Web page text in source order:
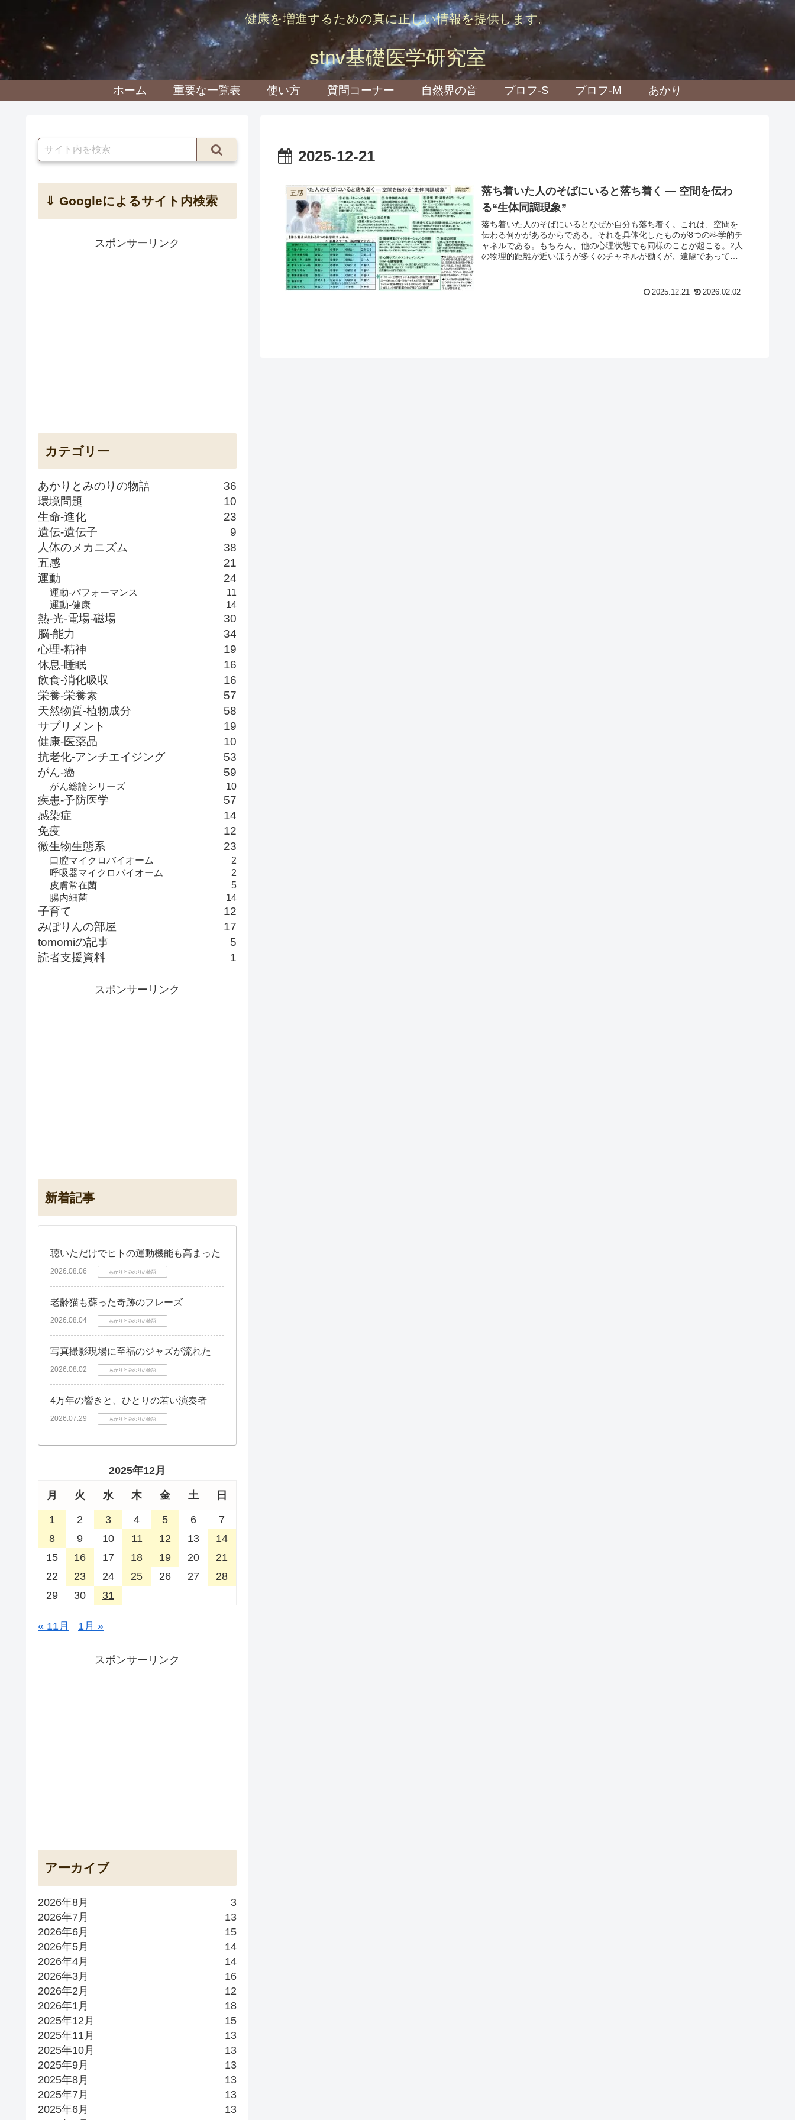
健康を増進するための真に正しい情報を提供します。
stnv基礎医学研究室
ホーム 重要な一覧表 使い方 質問コーナー 自然界の音 プロフ-S プロフ-M あかり
2025-12-21
五感
落ち着いた人のそばにいると落ち着く ― 空間を伝わ
る“生体同調現象”
落ち着いた人のそばにいるとなぜか自分も落ち着く。これは、空間を
伝わる何かがあるからである。それを具体化したものが8つの科学的チ
ャネルである。もちろん、他の心理状態でも同様のことが起こる。2人
の物理的距離が近いほうが多くのチャネルが働くが、遠隔であっても
2025.12.21 2026.02.02
⇓ Googleによるサイト内検索
スポンサーリンク
カテゴリー
あかりとみのりの物語
36
環境問題
10
生命-進化
23
遺伝-遺伝子
9
人体のメカニズム
38
五感
21
運動
24
運動-パフォーマンス
11
運動-健康
14
熱-光-電場-磁場
30
脳-能力
34
心理-精神
19
休息-睡眠
16
飲食-消化吸収
16
栄養-栄養素
57
天然物質-植物成分
58
サプリメント
19
健康-医薬品
10
抗老化-アンチエイジング
53
がん-癌
59
がん総論シリーズ 10
疾患-予防医学
57
感染症
14
免疫
12
微生物生態系
23
口腔マイクロバイオーム
2
呼吸器マイクロバイオーム
2
皮膚常在菌
5
腸内細菌
14
子育て
12
みぽりんの部屋
17
tomomiの記事
5
読者支援資料
1
スポンサーリンク
新着記事
聴いただけでヒトの運動機能も高まった
2026.08.06 あかりとみのりの物語
老齢猫も蘇った奇跡のフレーズ
2026.08.04 あかりとみのりの物語
写真撮影現場に至福のジャズが流れた
2026.08.02 あかりとみのりの物語
4万年の響きと、ひとりの若い演奏者
2026.07.29 あかりとみのりの物語
2025年12月
月 火 水 木 金 土 日
1 2 3 4 5 6
7
8
9 10 11 12 13
14
15
16 17 18 19 20
21
22
23 24 25 26 27
28
29
30 31
« 11月 1月 »
スポンサーリンク
アーカイブ
2026年8月
3
2026年7月
13
2026年6月
15
2026年5月
14
2026年4月
14
2026年3月
16
2026年2月
12
2026年1月
18
2025年12月
15
2025年11月
13
2025年10月
13
2025年9月
13
2025年8月
13
2025年7月
13
2025年6月
13